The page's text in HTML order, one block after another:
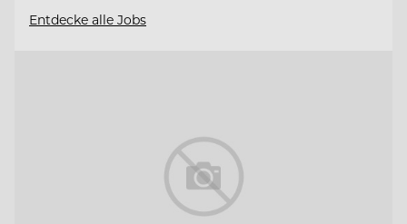
Entdecke alle Jobs